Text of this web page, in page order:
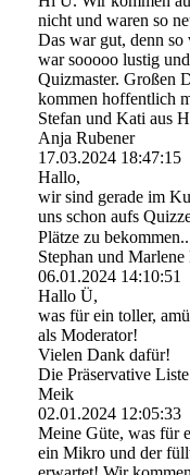
nicht und waren so
Das war gut, denn
war sooooo lustig
Quizmaster. Großen
kommen hoffentlich
Stefan und Kati aus
Anja Rubener
17.03.2024 18:47:15
Hallo,
wir sind gerade im
uns schon aufs
Plätze zu
Stephan und Marlene
06.01.2024 14:10:51
Hallo Ü,
was für ein toller,
als Moderator!
Vielen Dank dafür!
Die Präservative Liste
Meik
02.01.2024 12:05:33
Meine Güte, was für
ein Mikro und der